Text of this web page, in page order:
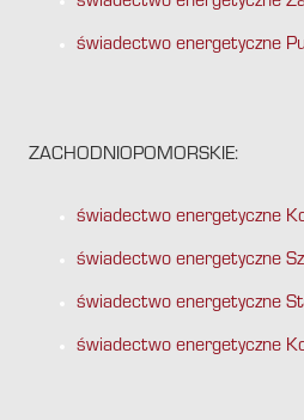
świadectwo energetyczne
ZACHODNIOPOMORSKIE:
świadectwo energetyczne
świadectwo energetyczne
świadectwo energetyczne
świadectwo energetyczne